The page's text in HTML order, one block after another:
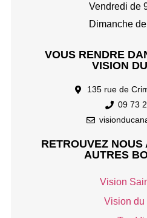
Vendredi de
Dimanche
VOUS RENDRE
VISION
135 rue de
09 73
RETROUVEZ
AUTRES
Vision
Vision du